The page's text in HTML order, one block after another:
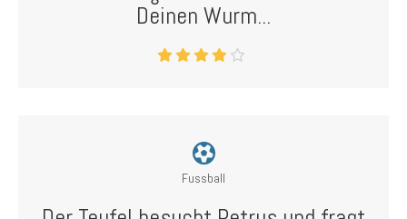
Deinen Wurm...
Fussball